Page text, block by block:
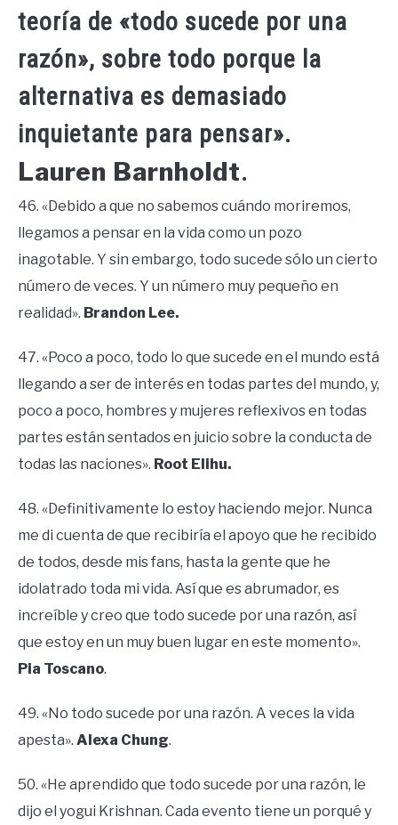
teoría de «todo sucede por una
razón», sobre todo porque la
alternativa es demasiado
inquietante para pensar».
Lauren Barnholdt.
46. «Debido a que no sabemos cuándo moriremos,
llegamos a pensar en la vida como un pozo
inagotable. Y sin embargo, todo sucede sólo un cierto
número de veces. Y un número muy pequeño en
realidad». Brandon Lee.
47. «Poco a poco, todo lo que sucede en el mundo está
llegando a ser de interés en todas partes del mundo, y,
poco a poco, hombres y mujeres reflexivos en todas
partes están sentados en juicio sobre la conducta de
todas las naciones». Root Elihu.
48. «Definitivamente lo estoy haciendo mejor. Nunca
me di cuenta de que recibiría el apoyo que he recibido
de todos, desde mis fans, hasta la gente que he
idolatrado toda mi vida. Así que es abrumador, es
increíble y creo que todo sucede por una razón, así
que estoy en un muy buen lugar en este momento».
Pia Toscano.
49. «No todo sucede por una razón. A veces la vida
apesta». Alexa Chung.
50. «He aprendido que todo sucede por una razón, le
dijo el yogui Krishnan. Cada evento tiene un porqué y